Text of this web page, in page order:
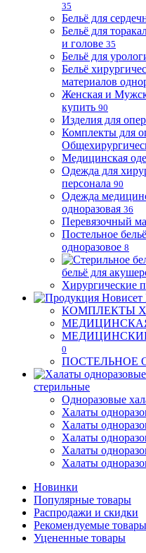
35
Бельё для
Бельё для
и голове 35
Бельё для
Бельё
материалов
Женская и
купить 90
Изделия для
Комплекты для
Медицинская
Одежда для
персонала 90
Одежда
одноразовая 36
Перевязочный
Постельное
одноразовое 8
бельё для
Хирургические
КОМПЛЕКТЫ
0
ПОСТЕЛЬНОЕ
стерильные
Одноразовые
Халаты
Халаты
Халаты
Халаты
Халаты
Новинки
Популярные товары
Распродажи и скидки
Рекомендуемые товары
Уцененные товары